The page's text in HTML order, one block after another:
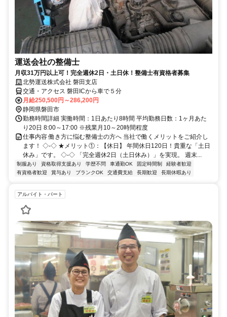
運送会社の整備士
月収31万円以上可！完全週休2日・土日休！整備士有資格者募集
北勢運送株式会社 磐田支店
交通・アクセス 磐田ICから車で５分
月給250,500円～286,200円
静岡県磐田市
勤務時間詳細 実働時間：1日あたり8時間 平均勤務日数：1ヶ月あた
り20日 8:00～17:00 ※残業月10～20時間程度
仕事内容 働き方に悩む整備士の方へ 当社で働くメリットをご紹介し
ます！ ◇-◇ ★メリット①：【休日】 年間休日120日！貴重な「土日
休み」です。 ◇-◇ 「完全週休2日（土日休み）」を実現。 週末...
制服あり 資格取得支援あり 学歴不問 車通勤OK 固定時間制
経験者歓迎
有資格者歓迎
賞与あり ブランクOK 交通費支給 長期歓迎 長期休暇あり
アルバイト・パート